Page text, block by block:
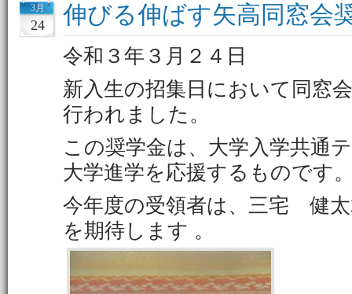
3月
24 伸びる伸ばす矢高同窓会
令和３年３月２４日
新入生の招集日において同窓
行われました。
この奨学金は、大学入学共通
大学進学を応援するものです
今年度の受領者は、三宅 健
を期待します 。